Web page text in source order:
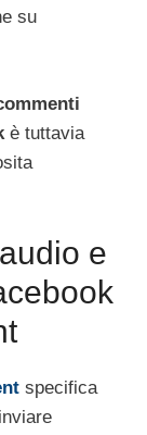
su
è tuttavia
e
specifica